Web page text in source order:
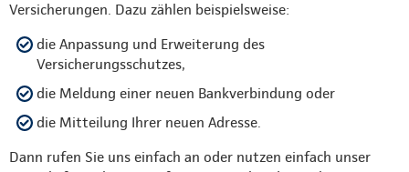
Versicherungen. Dazu zählen beispielsweise:
die Anpassung und Erweiterung des
Versicherungsschutzes,
die Meldung einer neuen Bankverbindung oder
die Mitteilung Ihrer neuen Adresse.
Dann rufen Sie uns einfach an oder nutzen einfach unser